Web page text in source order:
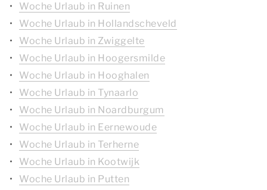
Woche Urlaub in Ruinen
Woche Urlaub in Hollandscheveld
Woche Urlaub in Zwiggelte
Woche Urlaub in Hoogersmilde
Woche Urlaub in Hooghalen
Woche Urlaub in Tynaarlo
Woche Urlaub in Noardburgum
Woche Urlaub in Eernewoude
Woche Urlaub in Terherne
Woche Urlaub in Kootwijk
Woche Urlaub in Putten